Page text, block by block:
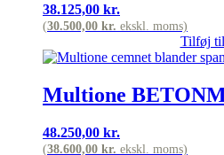
38.125,00 kr.
(30.500,00 kr. ekskl. moms)
Tilføj
Multione
48.250,00 kr.
(38.600,00 kr. ekskl. moms)